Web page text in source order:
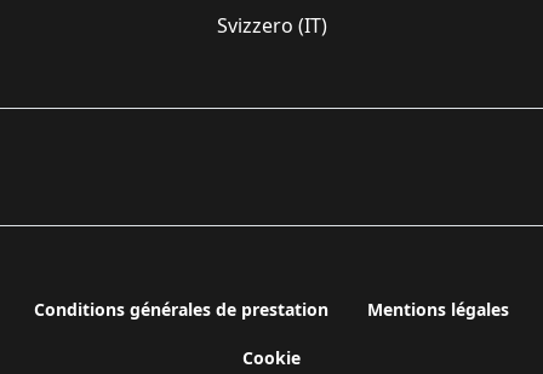
Svizzero (IT)
Conditions générales de prestation Mentions légales
Cookie